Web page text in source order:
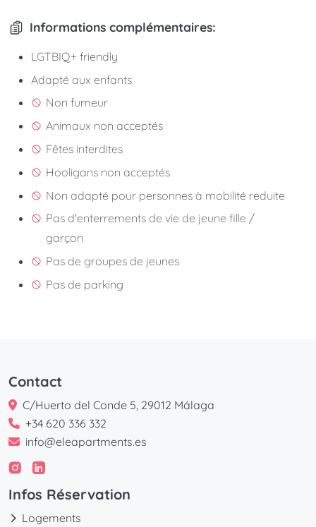
Informations complémentaires:
LGTBIQ+ friendly
Adapté aux enfants
Non fumeur
Animaux non acceptés
Fêtes interdites
Hooligans non acceptés
Non adapté pour personnes à mobilité reduite
Pas d'enterrements de vie de jeune fille /
garçon
Pas de groupes de jeunes
Pas de parking
Contact
C/Huerto del Conde 5, 29012 Málaga
+34 620 336 332
info@eleapartments.es
Infos Réservation
Logements